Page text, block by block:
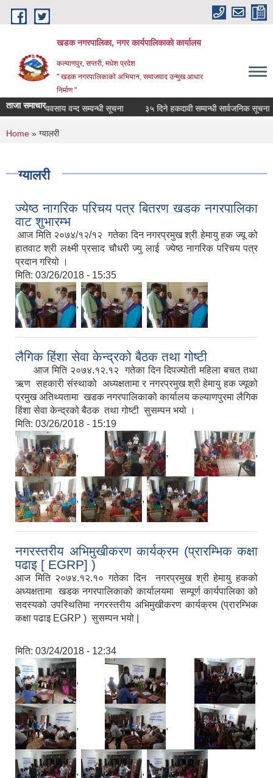
Skip to main content
खडक नगरपालिका, नगर कार्यपालिकाकाे कार्यालय
कल्याणपुर, सप्तरी, मधेश प्रदेश
" खडक नगरपालिकाको अभियान, समाजवाद उन्मुख आधार
निर्माण "
ताजा समाचार
व्यवसाय वन्द सम्वन्धी सूचना ३५ दिने हकदावी सम्वन्धी सार्वजनिक सूचना
You are here
Home » ग्यालरी
ग्यालरी
ज्येष्ठ नागरिक परिचय पत्र बितरण खडक नगरपालिका
वाट शुभारम्भ
आज मिति २०७४/१२/१२ गतेका दिन नगरप्रमुख श्री हेमायु हक ज्यू को
हातवाट श्री लक्ष्मी प्रसाद चौधरी ज्यु लाई ज्येष्ठ नागरिक परिचय पत्र
प्रदान गरियो ।
मिति: 03/26/2018 - 15:35
, ,
लैगिक हिंशा सेवा केन्द्रको बैठक तथा गोष्टी
आज मिति २०७४.१२.१२ गतेका दिन दिपज्योती महिला बचत तथा
ऋण सहकारी संस्थाको अध्यक्षतामा र नगरप्रमुख श्री हेमायु हक ज्यूको
प्रमुख अतिथ्यतामा खडक नगरपालिकाको कार्यालय कल्याणपुरमा लैगिक
हिंशा सेवा केन्द्रको बैठक तथा गोष्टी सुसम्पन भयो ।
मिति: 03/26/2018 - 15:19
, , ,
, ,
नगरस्तरीय अभिमुखीकरण कार्यक्रम (प्रारम्भिक कक्षा
पढाइ [ EGRP] )
आज मिति २०७४.१२.१० गतेका दिन नगरप्रमुख श्री हेमायु हकको
अध्यक्षतामा खडक नगरपालिकाको कार्यालयमा सम्पूर्ण कार्यपालिका को
सदस्यको उपस्थितिमा नगरस्तरीय अभिमुखीकरण कार्यक्रम (प्रारम्भिक
कक्षा पढाइ EGRP ) सुसम्पन भयो |
मिति: 03/24/2018 - 12:34
, , ,
, , ,
, ,